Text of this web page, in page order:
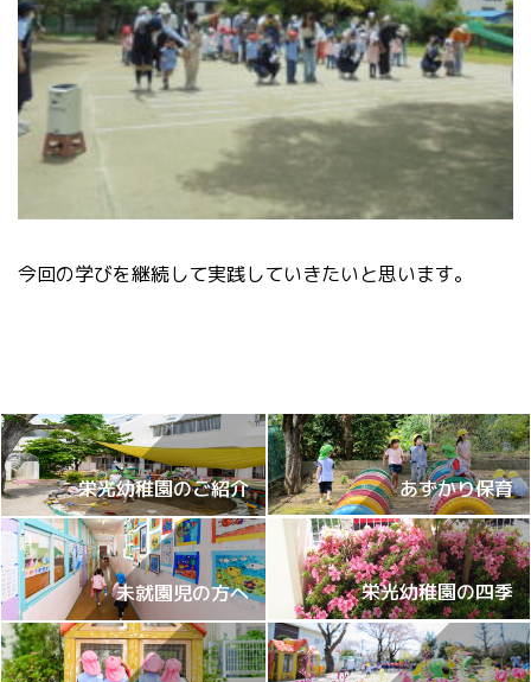
今回の学びを継続して実践していきたいと思います。
栄光幼稚園のご紹介 あずかり保育
未就園児の方へ 栄光幼稚園の四季